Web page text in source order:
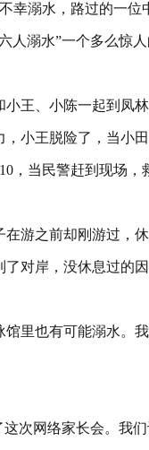
幸溺水，路过的一位
人溺水”一个多么惊人
小王、小陈一起到凤
，小王脱险了，当小
，当民警赶到现场，
游之前却刚游过，
了对岸，没休息过的
里也有可能溺水。
次网络家长会。我们